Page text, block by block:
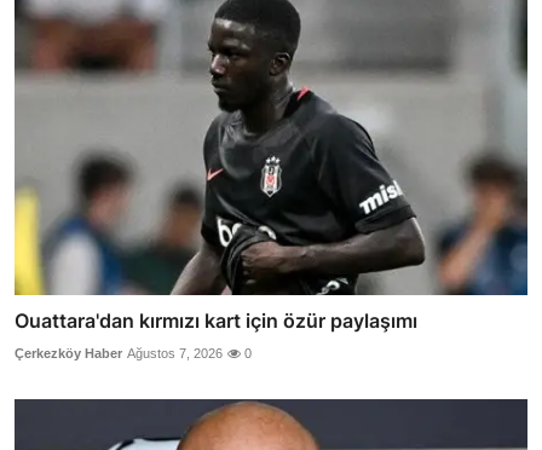
Ouattara'dan kırmızı kart için özür paylaşımı
Çerkezköy Haber Ağustos 7, 2026 0